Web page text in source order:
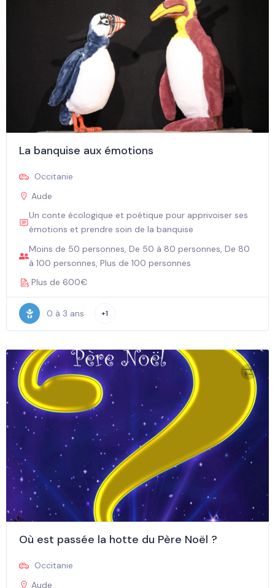
La banquise aux émotions
Occitanie
Aude
Un conte écologique et poétique pour apprivoiser ses
émotions et prendre soin de la banquise
Moins de 50 personnes, De 50 à 80 personnes, De 80
à 100 personnes, Plus de 100 personnes
Plus de 600€
0 à 3 ans +1
Où est passée la hotte du Père Noël ?
Occitanie
Aude